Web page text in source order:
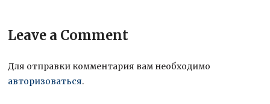
Leave a Comment
Для отправки комментария вам необходимо
авторизоваться.